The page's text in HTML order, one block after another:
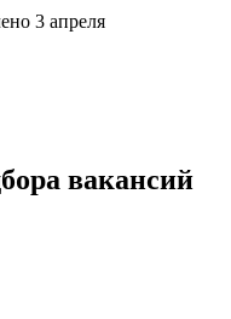
3 апреля
вакансий